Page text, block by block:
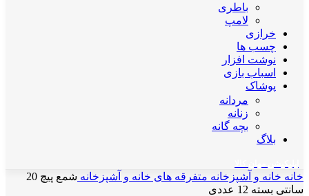
باطری
لامپ
خرازی
چسب ها
نوشت افزار
اسباب بازی
پوشاک
مردانه
زنانه
بچه گانه
بلاگ
خانه خانه و آشپزخانه متفرقه های خانه و آشپزخانه
شمع پیچ 20
سانتی بسته 12 عددی